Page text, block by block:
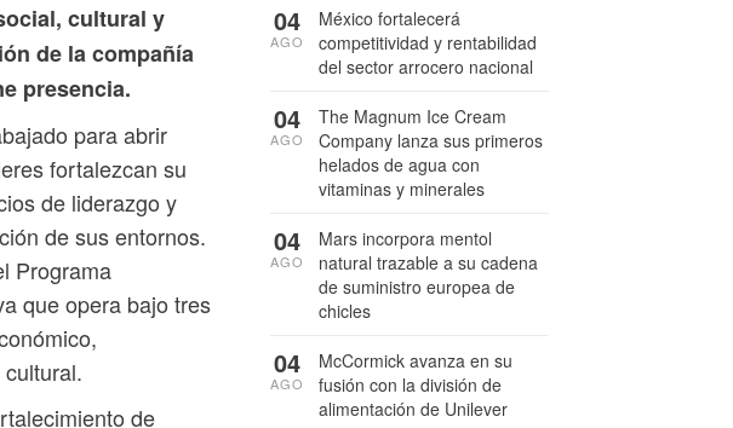
cultural y
de la compañía
presencia.
para abrir
fortalezcan su
de liderazgo y
de sus entornos.
Programa
que opera bajo tres
de
México fortalecerá
competitividad y rentabilidad
del sector arrocero nacional
04
AGO
The Magnum Ice Cream
Company lanza sus primeros
helados de agua con
vitaminas y minerales
04
AGO
Mars incorpora mentol
natural trazable a su cadena
de suministro europea de
chicles
04
AGO
McCormick avanza en su
fusión con la división de
alimentación de Unilever
04
AGO